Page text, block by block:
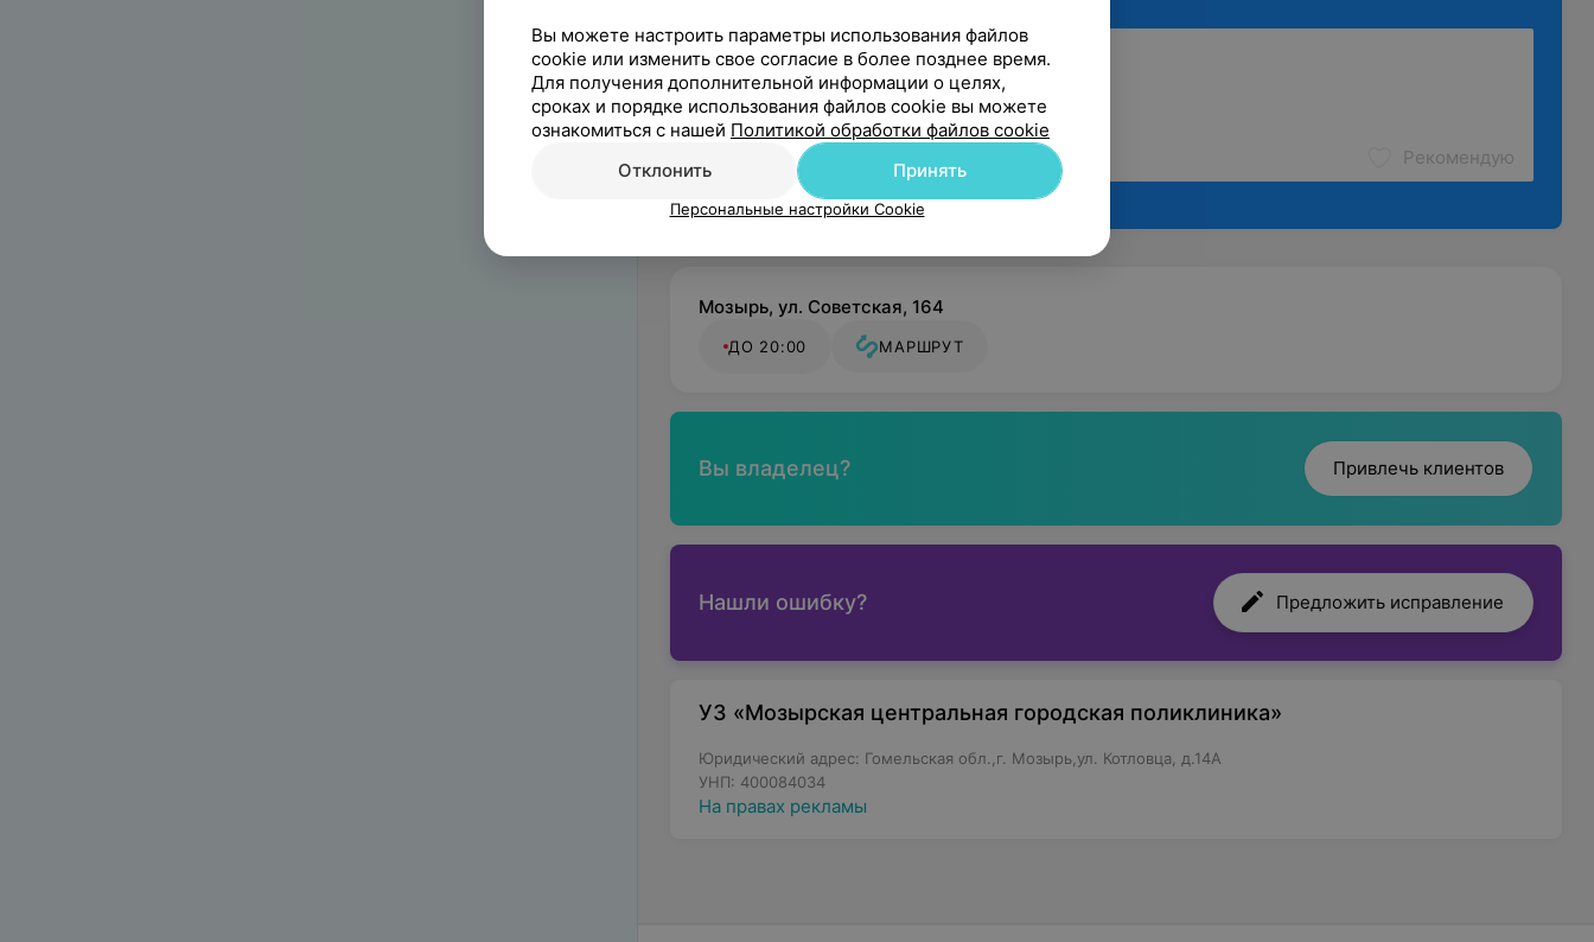
Рекомендую
Мозырь, ул. Советская, 164
ДО 20:00 МАРШРУТ
Вы владелец? Привлечь клиентов
Нашли ошибку? Предложить исправление
УЗ «Мозырская центральная городская поликлиника»
Юридический адрес: Гомельская обл.,г. Мозырь,ул. Котловца, д.14А
УНП: 400084034
На правах рекламы
Вы можете настроить параметры использования файлов
cookie или изменить свое согласие в более позднее время.
Для получения дополнительной информации о целях,
сроках и порядке использования файлов cookie вы можете
ознакомиться с нашей Политикой обработки файлов cookie
Отклонить
Принять
Персональные настройки Cookie